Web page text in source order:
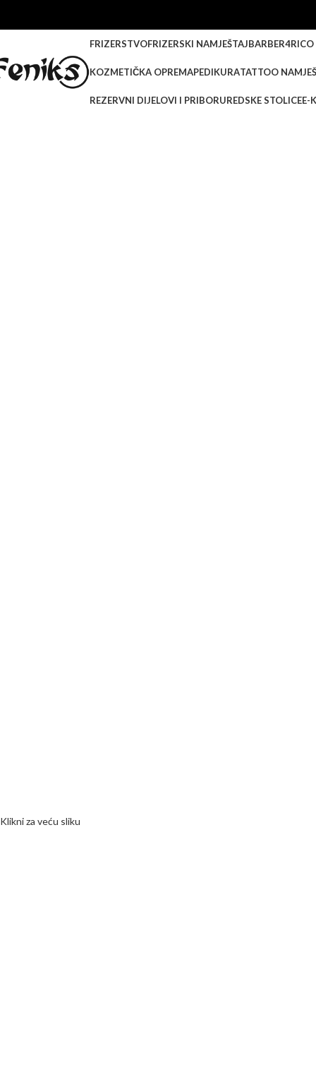
FRIZERSTVOFRIZERSKI NAMJEŠTAJBARBER4RICO
KOZMETIČKA OPREMAPEDIKURATATTOO
REZERVNI DIJELOVI I PRIBORUREDSKE STOLICEE-
Klikni za veću sliku